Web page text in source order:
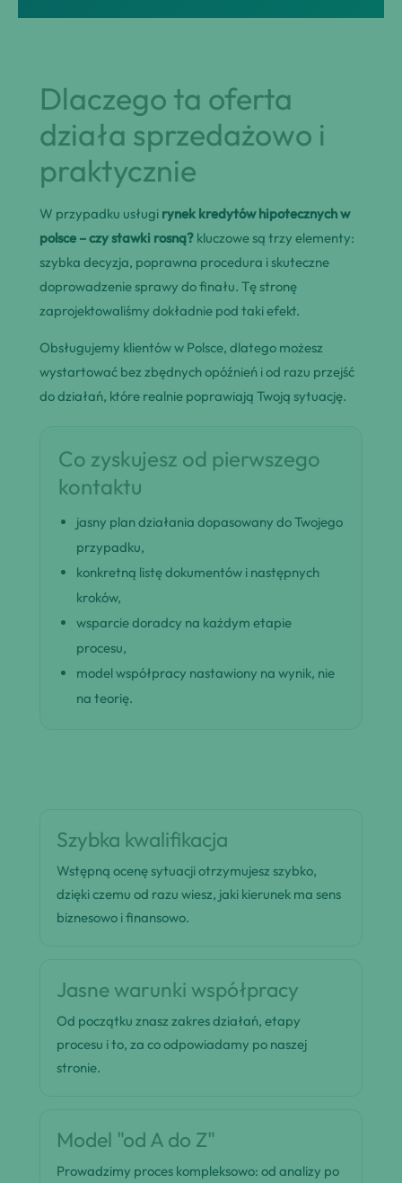
Dlaczego ta oferta
działa sprzedażowo i
praktycznie
W przypadku usługi rynek kredytów hipotecznych w
polsce – czy stawki rosną? kluczowe są trzy elementy:
szybka decyzja, poprawna procedura i skuteczne
doprowadzenie sprawy do finału. Tę stronę
zaprojektowaliśmy dokładnie pod taki efekt.
Obsługujemy klientów w Polsce, dlatego możesz
wystartować bez zbędnych opóźnień i od razu przejść
do działań, które realnie poprawiają Twoją sytuację.
Co zyskujesz od pierwszego
kontaktu
jasny plan działania dopasowany do Twojego
przypadku,
konkretną listę dokumentów i następnych
kroków,
wsparcie doradcy na każdym etapie
procesu,
model współpracy nastawiony na wynik, nie
na teorię.
Szybka kwalifikacja
Wstępną ocenę sytuacji otrzymujesz szybko,
dzięki czemu od razu wiesz, jaki kierunek ma sens
biznesowo i finansowo.
Jasne warunki współpracy
Od początku znasz zakres działań, etapy
procesu i to, za co odpowiadamy po naszej
stronie.
Model "od A do Z"
Prowadzimy proces kompleksowo: od analizy po